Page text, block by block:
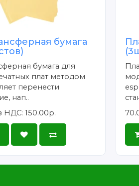
бумага
бумага для
плат методом
перенести
нап..
НДС: 150.00р.